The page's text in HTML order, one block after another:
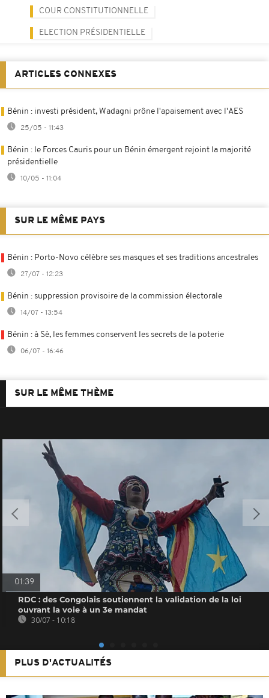
COUR CONSTITUTIONNELLE
ELECTION PRÉSIDENTIELLE
ARTICLES CONNEXES
Bénin : investi président, Wadagni prône l'apaisement avec l'AES
25/05 - 11:43
Bénin : le Forces Cauris pour un Bénin émergent rejoint la majorité
présidentielle
10/05 - 11:04
SUR LE MÊME PAYS
Bénin : Porto-Novo célèbre ses masques et ses traditions ancestrales
27/07 - 12:23
Bénin : suppression provisoire de la commission électorale
14/07 - 13:54
Bénin : à Sè, les femmes conservent les secrets de la poterie
06/07 - 16:46
SUR LE MÊME THÈME
01:39
RDC : des Congolais soutiennent la validation de la loi
ouvrant la voie à un 3e mandat
30/07 - 10:18
PLUS D'ACTUALITÉS